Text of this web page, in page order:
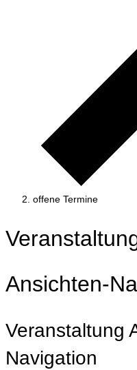
offene Termine
Ansichten-
Veranstaltung
Navigation